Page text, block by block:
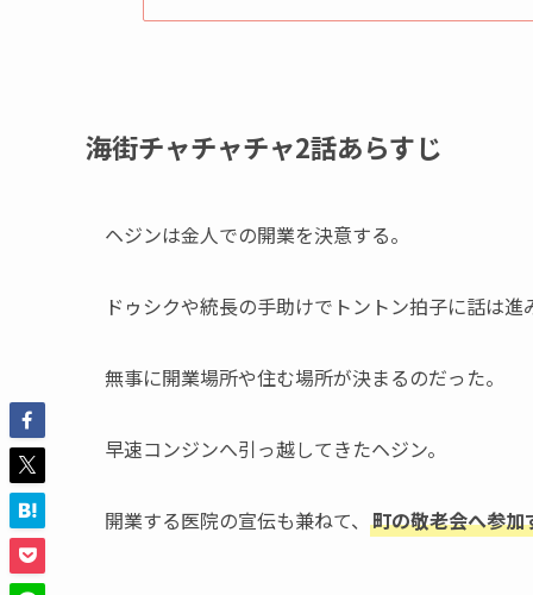
海街チャチャチャ2話あらすじ
ヘジンは金人での開業を決意する。
ドゥシクや統長の手助けでトントン拍子に話は進
無事に開業場所や住む場所が決まるのだった。
早速コンジンへ引っ越してきたヘジン。
開業する医院の宣伝も兼ねて、 町の敬老会へ参加